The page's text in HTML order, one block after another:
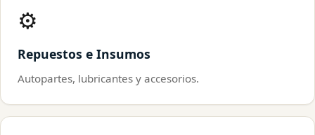
⚙️
Repuestos e Insumos
Autopartes, lubricantes y accesorios.